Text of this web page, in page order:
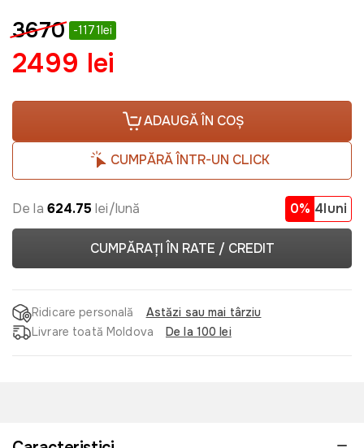
3670 -1171lei
2499 lei
ADAUGĂ ÎN COȘ
CUMPĂRĂ ÎNTR-UN CLICK
De la 624.75 lei/lună 0% 4luni
CUMPĂRAȚI ÎN RATE / CREDIT
Ridicare personală
Astăzi sau mai târziu
Livrare toată Moldova
De la 100 lei